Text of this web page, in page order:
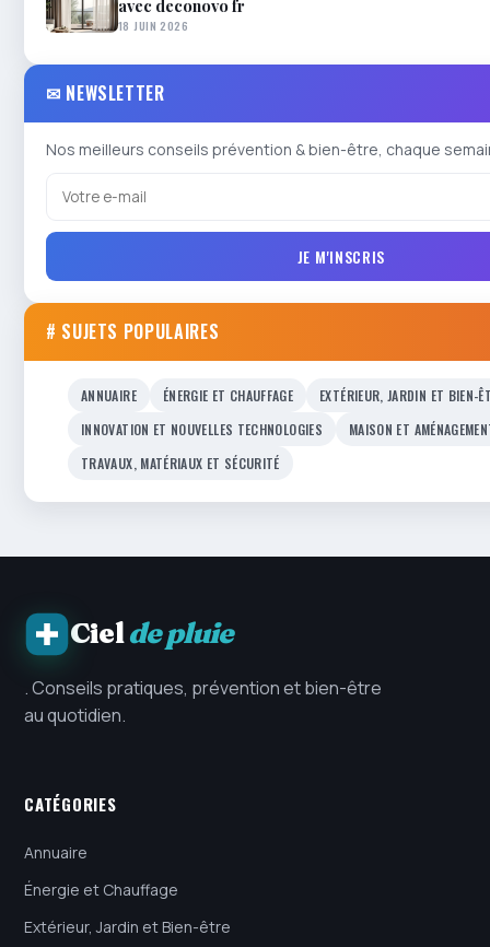
avec deconovo fr
18 JUIN 2026
✉ NEWSLETTER
Nos meilleurs conseils prévention & bien-être, chaque
JE M'INSCRIS
# SUJETS POPULAIRES
ANNUAIRE ÉNERGIE ET CHAUFFAGE
EXTÉRIEUR, JARDIN ET BIEN-
INNOVATION ET NOUVELLES TECHNOLOGIES
MAISON ET
TRAVAUX, MATÉRIAUX ET SÉCURITÉ
Cielde pluie
. Conseils pratiques, prévention et bien-être
au quotidien.
CATÉGORIES
Annuaire
Énergie et Chauffage
Extérieur, Jardin et Bien-être